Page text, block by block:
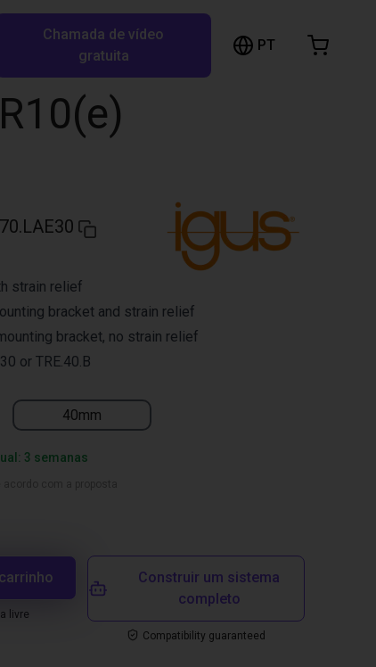
Chamada de vídeo
gratuita
PT
40mm
strain relief
bracket and strain relief
bracket, no strain relief
or TRE.40.B
3 semanas
livre
Construir um sistema
completo
Compatibility guaranteed
de compras
Ir para a loja